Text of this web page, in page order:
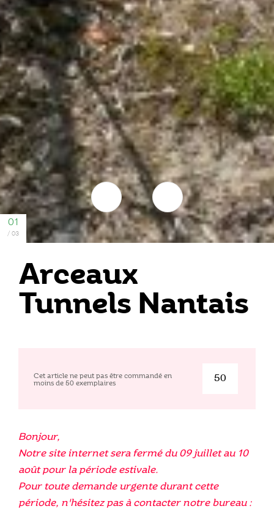
Arceaux
Tunnels Nantais
Cet article ne peut pas être commandé en
moins de 50 exemplaires
Nantais
Bonjour,
Notre site internet sera fermé du 09 juillet au 10
août pour la période estivale.
Pour toute demande urgente durant cette
période, n'hésitez pas à contacter notre bureau :